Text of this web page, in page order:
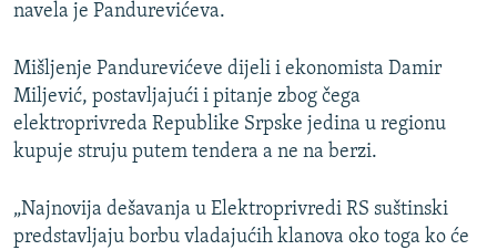
navela je Pandurevićeva.
Mišljenje Pandurevićeve dijeli i ekonomista Damir
Miljević, postavljajući i pitanje zbog čega
elektroprivreda Republike Srpske jedina u regionu
kupuje struju putem tendera a ne na berzi.
„Najnovija dešavanja u Elektroprivredi RS suštinski
predstavljaju borbu vladajućih klanova oko toga ko će